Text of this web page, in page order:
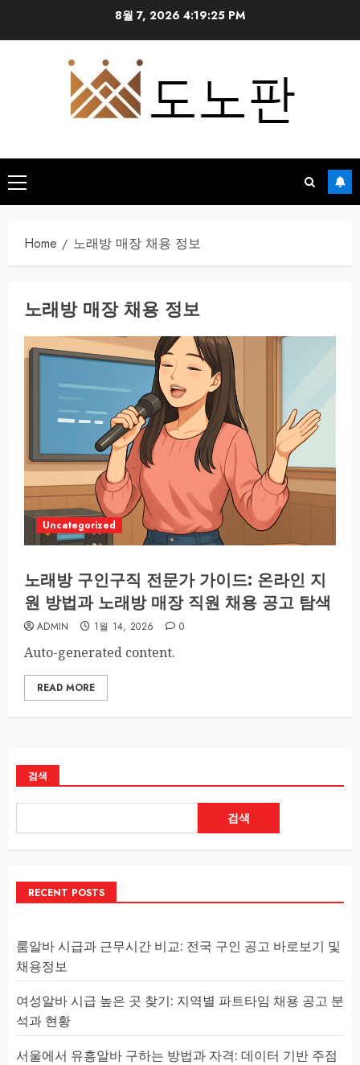
8월 7, 2026 4:19:25 PM
Primary
Menu
Home 노래방 매장 채용 정보
노래방 매장 채용 정보
Uncategorized
노래방 구인구직 전문가 가이드: 온라인 지
원 방법과 노래방 매장 직원 채용 공고 탐색
ADMIN 1월 14, 2026 0
Auto-generated content.
READ MORE
검색
검색
RECENT POSTS
룸알바 시급과 근무시간 비교: 전국 구인 공고 바로보기 및
채용정보
여성알바 시급 높은 곳 찾기: 지역별 파트타임 채용 공고 분
석과 현황
서울에서 유흥알바 구하는 방법과 자격: 데이터 기반 주점